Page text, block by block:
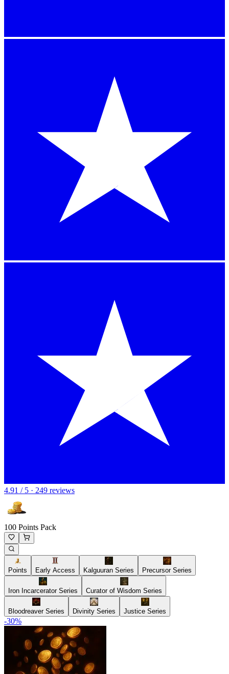
4.91 / 5 · 249 reviews
100 Points Pack
Points Early Access Kalguuran Series Precursor Series
Iron Incarcerator Series Curator of Wisdom Series
Bloodreaver Series Divinity Series Justice Series
-30%